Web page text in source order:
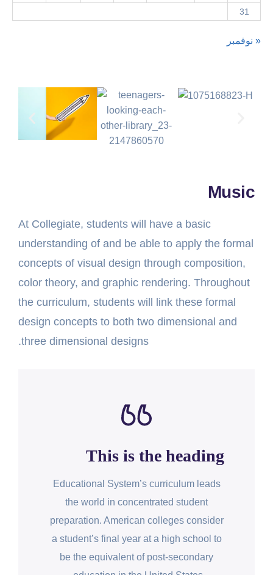
31
« نوفمبر
Music
At Collegiate, students will have a basic
understanding of and be able to apply the formal
concepts of visual design through composition,
color theory, and graphic rendering. Throughout
the curriculum, students will link these formal
design concepts to both two dimensional and
three dimensional designs.
This is the heading
Educational System’s curriculum leads
the world in concentrated student
preparation. American colleges consider
a student’s final year at a high school to
be the equivalent of post-secondary